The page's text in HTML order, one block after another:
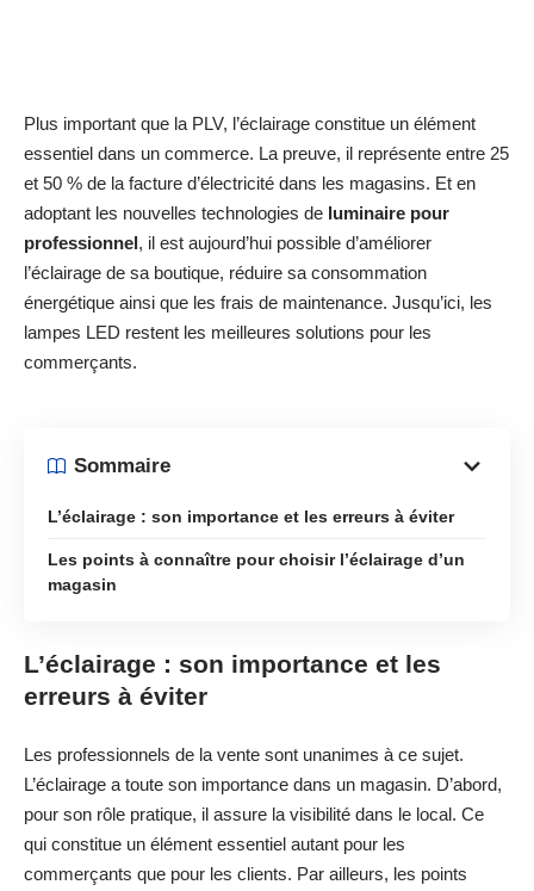
Plus important que la PLV, l’éclairage constitue un élément
essentiel dans un commerce. La preuve, il représente entre 25
et 50 % de la facture d’électricité dans les magasins. Et en
adoptant les nouvelles technologies de luminaire pour
professionnel, il est aujourd’hui possible d’améliorer
l’éclairage de sa boutique, réduire sa consommation
énergétique ainsi que les frais de maintenance. Jusqu’ici, les
lampes LED restent les meilleures solutions pour les
commerçants.
Sommaire
L’éclairage : son importance et les erreurs à éviter
Les points à connaître pour choisir l’éclairage d’un
magasin
L’éclairage : son importance et les
erreurs à éviter
Les professionnels de la vente sont unanimes à ce sujet.
L’éclairage a toute son importance dans un magasin. D’abord,
pour son rôle pratique, il assure la visibilité dans le local. Ce
qui constitue un élément essentiel autant pour les
commerçants que pour les clients. Par ailleurs, les points